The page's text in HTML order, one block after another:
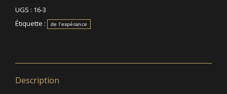
UGS : 16-3
Étiquette :
de l'espérance
Description